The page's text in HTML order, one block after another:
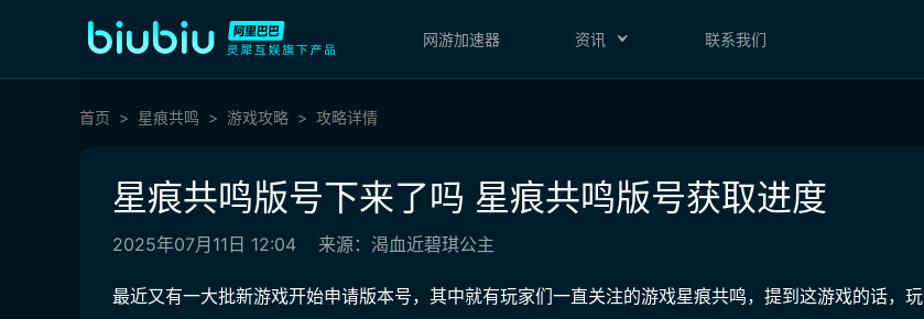
网游加速器 资讯 联系我们
首页 星痕共鸣 游戏攻略 攻略详情
星痕共鸣版号下来了吗 星痕共鸣版号获取进度
2025年07月11日 12:04 来源：渴血近碧琪公主
最近又有一大批新游戏开始申请版本号，其中就有玩家们一直关注的游戏星痕共鸣，提到这游戏的话，玩